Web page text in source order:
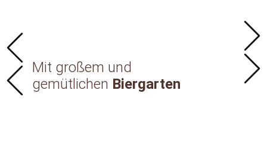
Mit großem und
gemütlichen Biergarten